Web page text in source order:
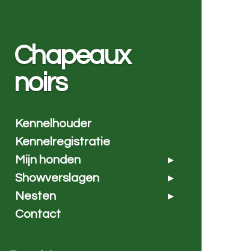
Chapeaux
noirs
Kennelhouder
Kennelregistratie
Mijn honden
Showverslagen
Nesten
Contact